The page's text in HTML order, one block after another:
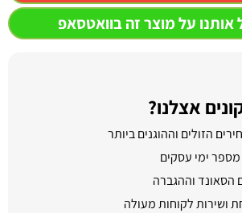
אותנו על מוצר זה בוואטסאפ
אצלנו?
הזולים וההוגנים ביותר
ימי עסקים
הסאונד וההגברה
ושירות לקוחות מעולה